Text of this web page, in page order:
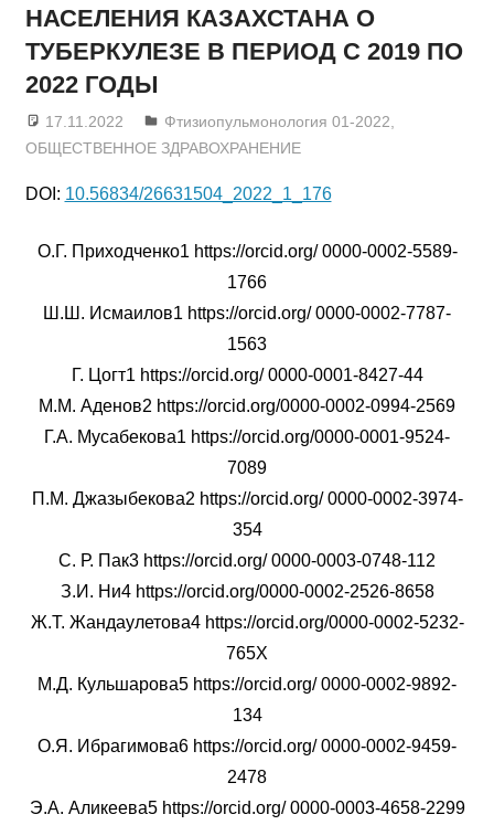
НАСЕЛЕНИЯ КАЗАХСТАНА О
ТУБЕРКУЛЕЗЕ В ПЕРИОД С 2019 ПО
2022 ГОДЫ
17.11.2022 admin
Фтизиопульмонология 01-2022
ОБЩЕСТВЕННОЕ ЗДРАВОХРАНЕНИЕ
DOI: 10.56834/26631504_2022_1_176
О.Г. Приходченко1 https://orcid.org/ 0000-0002-5589-
1766
Ш.Ш. Исмаилов1 https://orcid.org/ 0000-0002-7787-
1563
Г. Цогт1 https://orcid.org/ 0000-0001-8427-44
М.М. Аденов2 https://orcid.org/0000-0002-0994-2569
Г.А. Мусабекова1 https://orcid.org/0000-0001-9524-
7089
П.М. Джазыбекова2 https://orcid.org/ 0000-0002-3974-
354
С. Р. Пак3 https://orcid.org/ 0000-0003-0748-112
З.И. Ни4 https://orcid.org/0000-0002-2526-8658
Ж.Т. Жандаулетова4 https://orcid.org/0000-0002-5232-
765Х
М.Д. Кульшарова5 https://orcid.org/ 0000-0002-9892-
134
О.Я. Ибрагимова6 https://orcid.org/ 0000-0002-9459-
2478
Э.А. Аликеева5 https://orcid.org/ 0000-0003-4658-2299